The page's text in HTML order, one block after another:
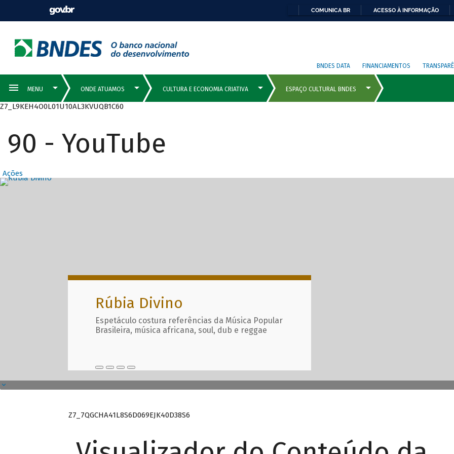
COMUNICA BR ACESSO À INFORMAÇÃO
BNDES DATA FINANCIAMENTOS
Z7_L9KEH4O0L01U10AL3KVUQB1C60
90 - YouTube
Ações
Destaques Principais com
Rúbia Divino
Espetáculo costura referências da Música Popular
Brasileira, música africana, soul, dub e reggae
Z7_7QGCHA41L8S6D069EJK40D38S6